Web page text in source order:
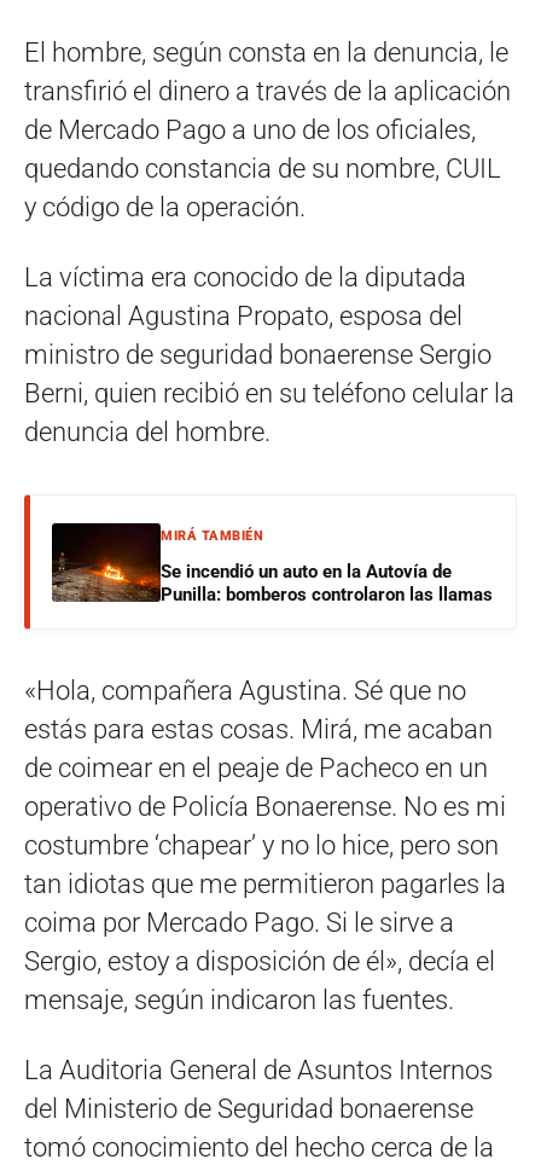
El hombre, según consta en la denuncia, le
transfirió el dinero a través de la aplicación
de Mercado Pago a uno de los oficiales,
quedando constancia de su nombre, CUIL
y código de la operación.
La víctima era conocido de la diputada
nacional Agustina Propato, esposa del
ministro de seguridad bonaerense Sergio
Berni, quien recibió en su teléfono celular la
denuncia del hombre.
MIRÁ TAMBIÉN
Se incendió un auto en la Autovía de
Punilla: bomberos controlaron las llamas
«Hola, compañera Agustina. Sé que no
estás para estas cosas. Mirá, me acaban
de coimear en el peaje de Pacheco en un
operativo de Policía Bonaerense. No es mi
costumbre ‘chapear’ y no lo hice, pero son
tan idiotas que me permitieron pagarles la
coima por Mercado Pago. Si le sirve a
Sergio, estoy a disposición de él», decía el
mensaje, según indicaron las fuentes.
La Auditoria General de Asuntos Internos
del Ministerio de Seguridad bonaerense
tomó conocimiento del hecho cerca de la